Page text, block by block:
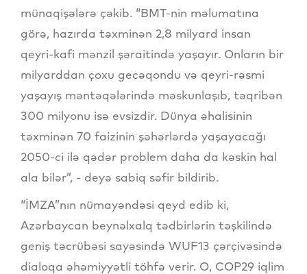
münaqişələrə çəkib. “BMT-nin məlumatına
görə, hazırda təxminən 2,8 milyard insan
qeyri-kafi mənzil şəraitində yaşayır. Onların bir
milyarddan çoxu gecəqondu və qeyri-rəsmi
yaşayış məntəqələrində məskunlaşıb, təqribən
300 milyonu isə evsizdir. Dünya əhalisinin
təxminən 70 faizinin şəhərlərdə yaşayacağı
2050-ci ilə qədər problem daha da kəskin hal
ala bilər”, - deyə sabiq səfir bildirib.
“İMZA”nın nümayəndəsi qeyd edib ki,
Azərbaycan beynəlxalq tədbirlərin təşkilində
geniş təcrübəsi sayəsində WUF13 çərçivəsində
dialoqa əhəmiyyətli töhfə verir. O, COP29 iqlim